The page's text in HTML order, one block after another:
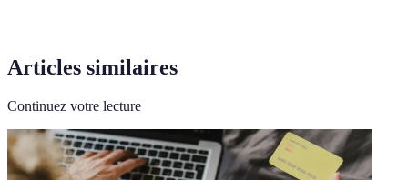
Articles similaires
Continuez votre lecture